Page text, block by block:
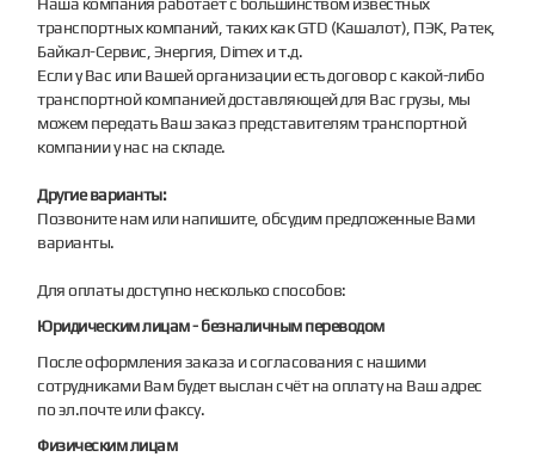
транспортных компаний, таких как GTD (Кашалот), ПЭК, Ратек,
Байкал-Сервис, Энергия, Dimex и т.д.
Если у Вас или Вашей организации есть договор с какой-либо
транспортной компанией доставляющей для Вас грузы, мы
можем передать Ваш заказ представителям транспортной
компании у нас на складе.
Другие варианты:
Позвоните нам или напишите, обсудим предложенные Вами
варианты.
Для оплаты доступно несколько способов:
Юридическим лицам - безналичным переводом
После оформления заказа и согласования с нашими
сотрудниками Вам будет выслан счёт на оплату на Ваш адрес
по эл.почте или факсу.
Физическим лицам